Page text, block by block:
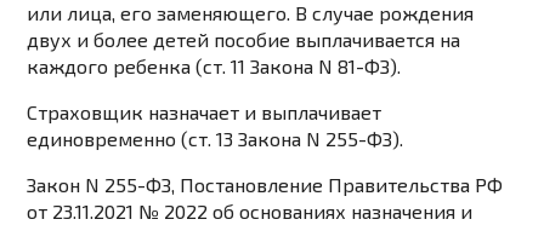
или лица, его заменяющего. В случае рождения
двух и более детей пособие выплачивается на
каждого ребенка (ст. 11 Закона N 81-ФЗ).
Страховщик назначает и выплачивает
единовременно (ст. 13 Закона N 255-ФЗ).
Закон N 255-ФЗ, Постановление Правительства РФ
от 23.11.2021 № 2022 об основаниях назначения и